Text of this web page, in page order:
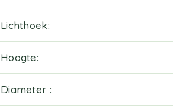
Lichthoek
Hoogte
Diameter